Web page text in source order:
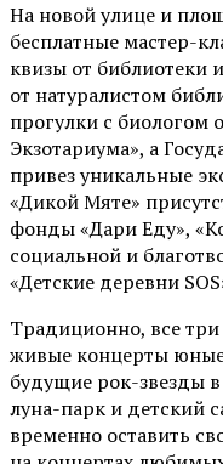
На новой улице и
бесплатные мастер-
квизы от
от натуралистом
прогулки с биологом
Экзотариума», а
привез уникальные
«Дикой Мяте»
фонды «Дари Еду»,
социальной и
«Детские деревни
Традиционно, все
живые концерты
будущие рок-звезды в
луна-парк и детский
временно оставить